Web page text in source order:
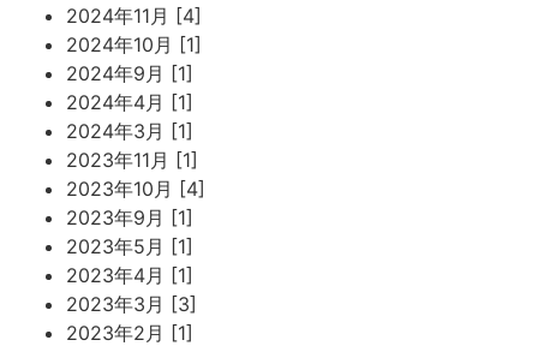
2024年11月 [4]
2024年10月 [1]
2024年9月 [1]
2024年4月 [1]
2024年3月 [1]
2023年11月 [1]
2023年10月 [4]
2023年9月 [1]
2023年5月 [1]
2023年4月 [1]
2023年3月 [3]
2023年2月 [1]